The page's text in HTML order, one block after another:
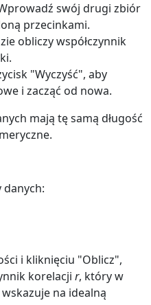
swój drugi zbiór
przecinkami.
obliczy współczynnik
"Wyczyść", aby
i zacząć od nowa.
mają tę samą długość
danych:
i kliknięciu "Oblicz",
korelacji r, który w
na idealną